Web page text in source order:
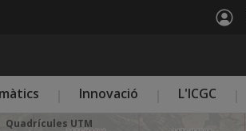
Innovació L'ICGC
Quadrícules UTM